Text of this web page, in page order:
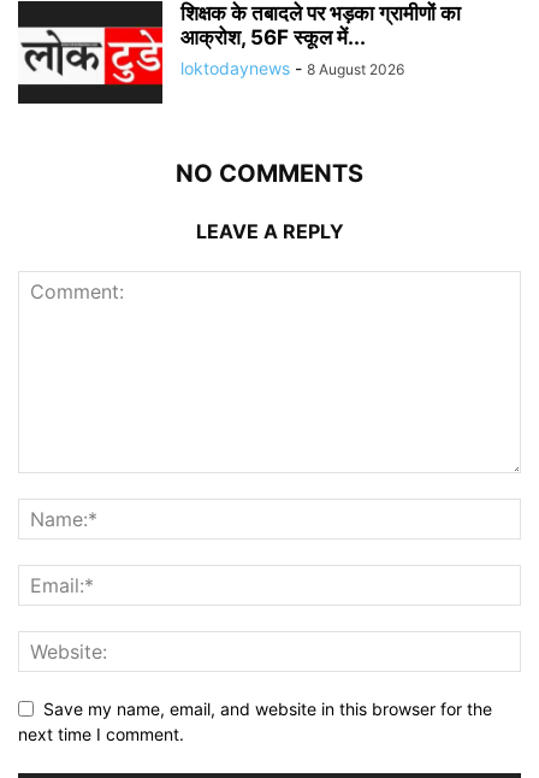
शिक्षक के तबादले पर भड़का ग्रामीणों का
आक्रोश, 56F स्कूल में...
loktodaynews - 8 August 2026
NO COMMENTS
LEAVE A REPLY
Save my name, email, and website in this browser for the
next time I comment.